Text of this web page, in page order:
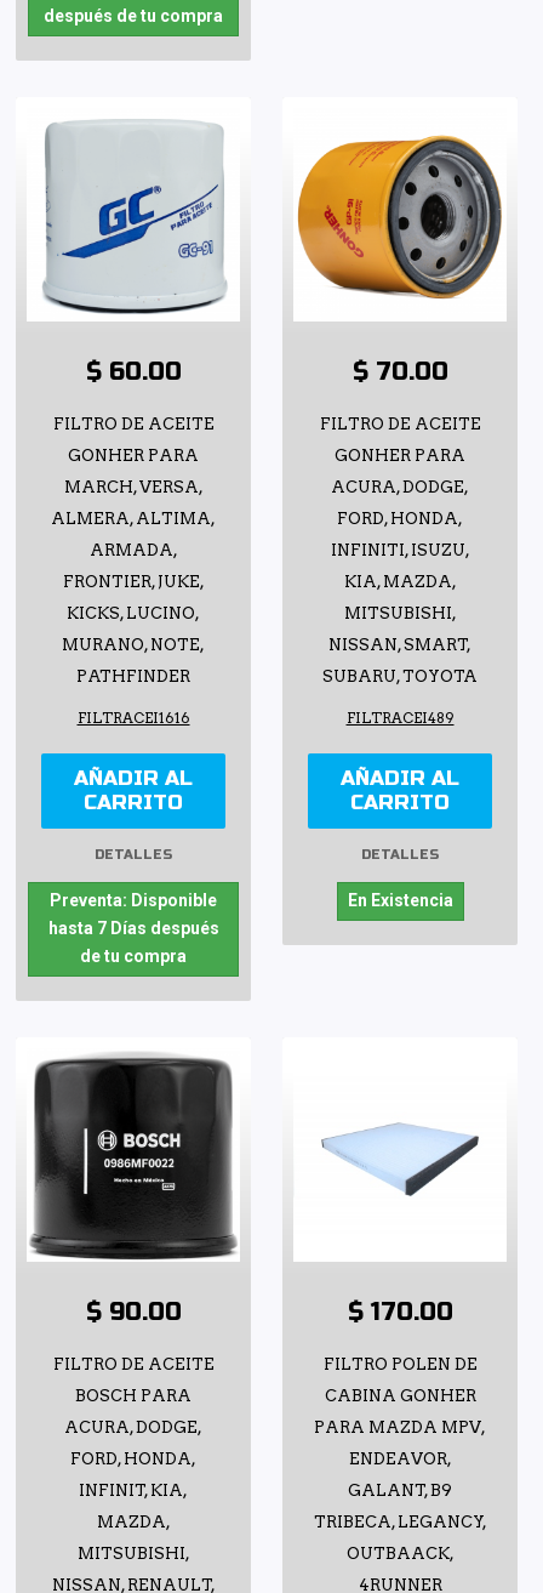
después de tu compra
$ 60.00
FILTRO DE ACEITE
GONHER PARA
MARCH, VERSA,
ALMERA, ALTIMA,
ARMADA,
FRONTIER, JUKE,
KICKS, LUCINO,
MURANO, NOTE,
PATHFINDER
FILTRACEI1616
AÑADIR AL
CARRITO
DETALLES
Preventa: Disponible
hasta 7 Días después
de tu compra
$ 70.00
FILTRO DE ACEITE
GONHER PARA
ACURA, DODGE,
FORD, HONDA,
INFINITI, ISUZU,
KIA, MAZDA,
MITSUBISHI,
NISSAN, SMART,
SUBARU, TOYOTA
FILTRACEI489
AÑADIR AL
CARRITO
DETALLES
En Existencia
$ 90.00
FILTRO DE ACEITE
BOSCH PARA
ACURA, DODGE,
FORD, HONDA,
INFINIT, KIA,
MAZDA,
MITSUBISHI,
NISSAN, RENAULT,
$ 170.00
FILTRO POLEN DE
CABINA GONHER
PARA MAZDA MPV,
ENDEAVOR,
GALANT, B9
TRIBECA, LEGANCY,
OUTBAACK,
4RUNNER